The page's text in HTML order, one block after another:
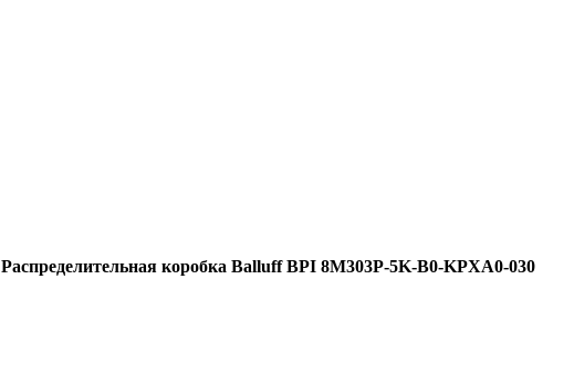
Распределительная коробка Balluff BPI 8M303P-5K-B0-KPXA0-030